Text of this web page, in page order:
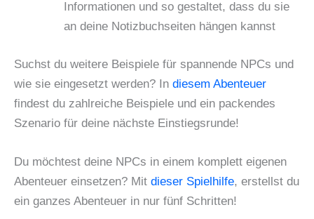
Informationen und so gestaltet, dass du sie
an deine Notizbuchseiten hängen kannst
Suchst du weitere Beispiele für spannende NPCs und
wie sie eingesetzt werden? In diesem Abenteuer
findest du zahlreiche Beispiele und ein packendes
Szenario für deine nächste Einstiegsrunde!
Du möchtest deine NPCs in einem komplett eigenen
Abenteuer einsetzen? Mit dieser Spielhilfe, erstellst du
ein ganzes Abenteuer in nur fünf Schritten!